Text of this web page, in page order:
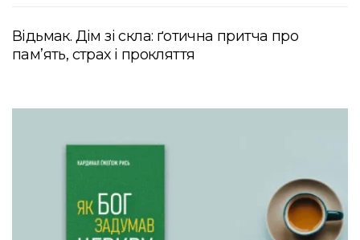
Відьмак. Дім зі скла: ґотична притча про
пам’ять, страх і прокляття